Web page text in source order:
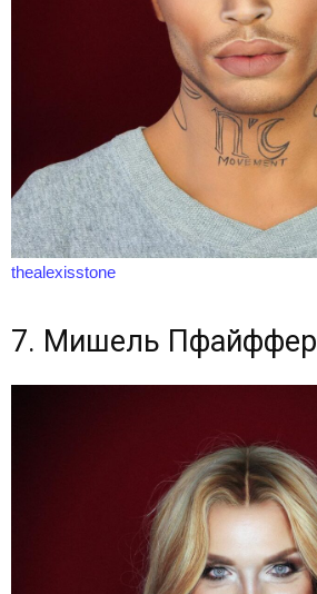
thealexisstone
7. Мишель Пфайффер